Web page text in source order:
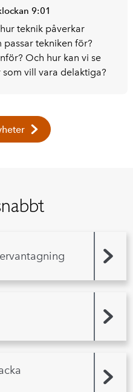
9:01
teknik påverkar
passar tekniken för?
Och hur kan vi se
vill vara delaktiga?